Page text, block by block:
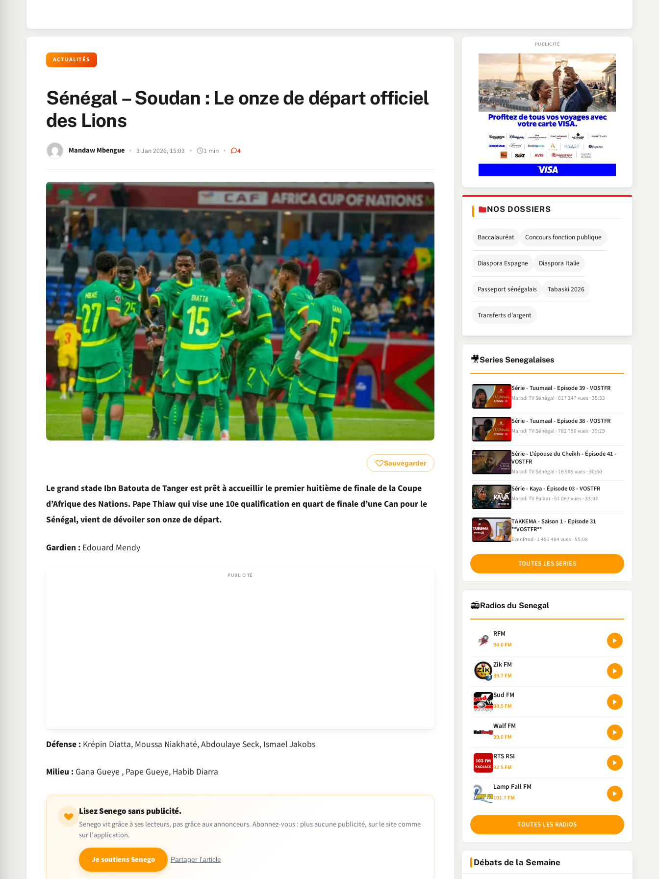
ACTUALITÉS
Sénégal – Soudan : Le onze de départ officiel
des Lions
Mandaw Mbengue 3 Jan 2026, 15:03 1 min 4
Sauvegarder
Le grand stade Ibn Batouta de Tanger est prêt à accueillir le premier huitième de finale de la Coupe
d’Afrique des Nations. Pape Thiaw qui vise une 10e qualification en quart de finale d’une Can pour le
Sénégal, vient de dévoiler son onze de départ.
Gardien :Edouard Mendy
Défense :Krépin Diatta, Moussa Niakhaté, Abdoulaye Seck, Ismael Jakobs
Milieu :Gana Gueye , Pape Gueye, Habib Diarra
Lisez Senego sans publicité.
Senego vit grâce à ses lecteurs, pas grâce aux annonceurs. Abonnez-vous : plus aucune publicité, sur le site comme
sur l'application.
Je soutiens Senego Partager l'article
NOS DOSSIERS
Baccalauréat Concours fonction publique
Diaspora Espagne Diaspora Italie
Passeport sénégalais Tabaski 2026
Transferts d'argent
🎥Series Senegalaises
Série - Tuumaal - Episode 39 - VOSTFR
Marodi TV Sénégal 617 247 vues 35:33
Série - Tuumaal - Episode 38 - VOSTFR
Marodi TV Sénégal 782 780 vues 39:29
Série - L'épouse du Cheikh - Épisode 41 -
VOSTFR
Marodi TV Sénégal 16 589 vues 30:50
Série - Kaya - Épisode 03 - VOSTFR
Marodi TV Pulaar 51 063 vues 33:02
TAKKEMA - Saison 1 - Episode 31
**VOSTFR**
EvenProd 1 451 484 vues 55:08
TOUTES LES SERIES
📻Radios du Senegal
RFM
94.0 FM
Zik FM
89.7 FM
Sud FM
98.5 FM
Walf FM
99.0 FM
RTS RSI
92.5 FM
Lamp Fall FM
101.7 FM
TOUTES LES RADIOS
Débats de la Semaine